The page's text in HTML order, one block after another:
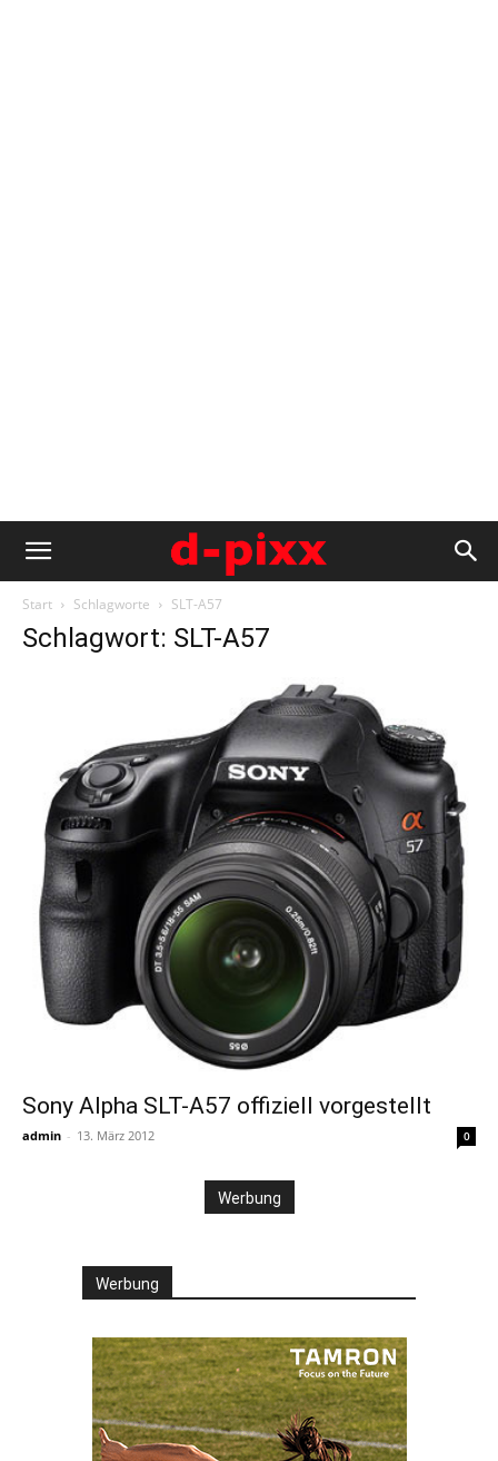
Start Schlagworte SLT-A57
Schlagwort: SLT-A57
Sony Alpha SLT-A57 offiziell vorgestellt
admin - 13. März 2012 0
Werbung
Werbung